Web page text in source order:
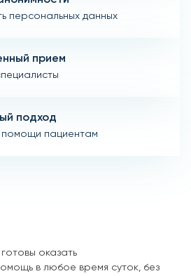
персональных данных
прием
подход
помощи пациентам
оказать
в любое время суток, без